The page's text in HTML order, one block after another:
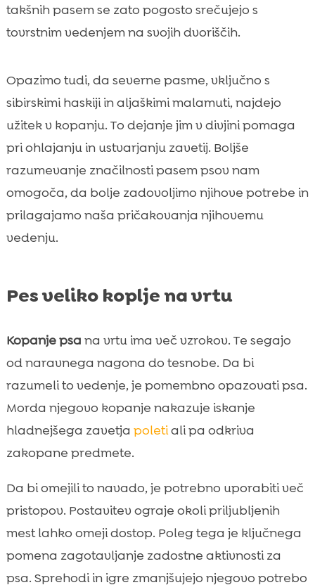
takšnih pasem se zato pogosto srečujejo s
tovrstnim vedenjem na svojih dvoriščih.
Opazimo tudi, da severne pasme, vključno s
sibirskimi haskiji in aljaškimi malamuti, najdejo
užitek v kopanju. To dejanje jim v divjini pomaga
pri ohlajanju in ustvarjanju zavetij. Boljše
razumevanje značilnosti pasem psov nam
omogoča, da bolje zadovoljimo njihove potrebe in
prilagajamo naša pričakovanja njihovemu
vedenju.
Pes veliko koplje na vrtu
Kopanje psa na vrtu ima več vzrokov. Te segajo
od naravnega nagona do tesnobe. Da bi
razumeli to vedenje, je pomembno opazovati psa.
Morda njegovo kopanje nakazuje iskanje
hladnejšega zavetja poletiali pa odkriva
zakopane predmete.
Da bi omejili to navado, je potrebno uporabiti več
pristopov. Postavitev ograje okoli priljubljenih
mest lahko omeji dostop. Poleg tega je ključnega
pomena zagotavljanje zadostne aktivnosti za
psa. Sprehodi in igre zmanjšujejo njegovo potrebo